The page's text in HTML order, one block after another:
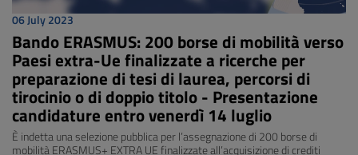
06 July 2023
Bando ERASMUS: 200 borse di mobilità verso
Paesi extra-Ue finalizzate a ricerche per
preparazione di tesi di laurea, percorsi di
tirocinio o di doppio titolo - Presentazione
candidature entro venerdì 14 luglio
È indetta una selezione pubblica per l’assegnazione di 200 borse di
mobilità ERASMUS+ EXTRA UE finalizzate all’acquisizione di crediti